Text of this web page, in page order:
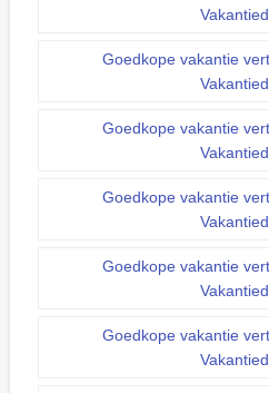
Goedkope vakantie
Goedkope vakantie
Goedkope vakantie
Goedkope vakantie
Goedkope vakantie